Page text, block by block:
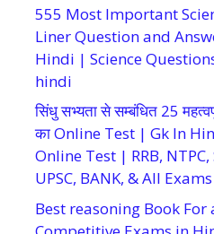
555 Most Important
Liner Question and
Hindi | Science
hindi
सिंधु सभ्यता से सम्बंधित 25
का Online Test | Gk In
Online Test | RRB, NTPC,
UPSC, BANK, & All Exams
Best reasoning Book For